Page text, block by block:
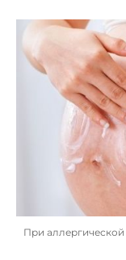
При